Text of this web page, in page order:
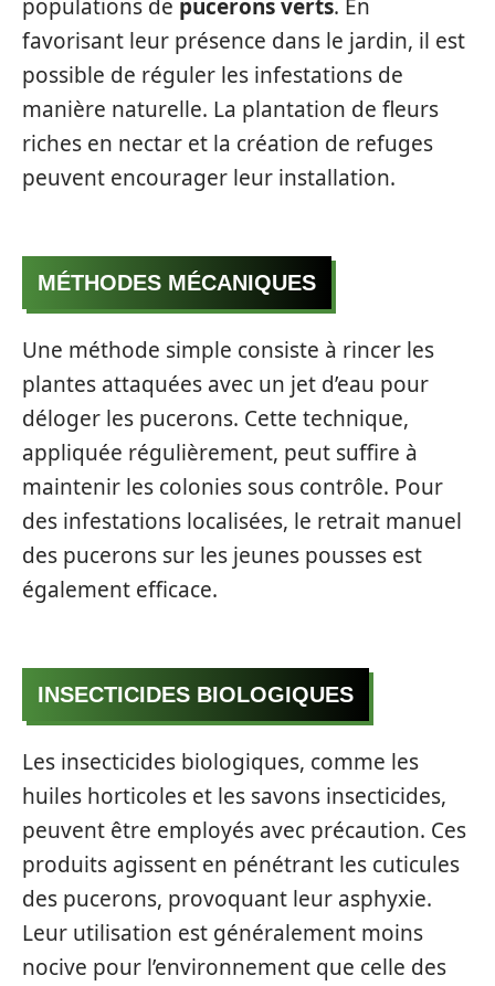
populations de pucerons verts. En
favorisant leur présence dans le jardin, il est
possible de réguler les infestations de
manière naturelle. La plantation de fleurs
riches en nectar et la création de refuges
peuvent encourager leur installation.
MÉTHODES MÉCANIQUES
Une méthode simple consiste à rincer les
plantes attaquées avec un jet d’eau pour
déloger les pucerons. Cette technique,
appliquée régulièrement, peut suffire à
maintenir les colonies sous contrôle. Pour
des infestations localisées, le retrait manuel
des pucerons sur les jeunes pousses est
également efficace.
INSECTICIDES BIOLOGIQUES
Les insecticides biologiques, comme les
huiles horticoles et les savons insecticides,
peuvent être employés avec précaution. Ces
produits agissent en pénétrant les cuticules
des pucerons, provoquant leur asphyxie.
Leur utilisation est généralement moins
nocive pour l’environnement que celle des